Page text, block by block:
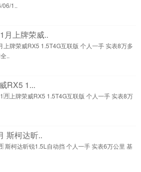
06/1..
月上牌荣威..
上牌荣威RX5 1.5T4G互联版 个人一手 实表8万多
..
RX5 1...
上牌荣威RX5 1.5T4G互联版 个人一手 实表8万
斯柯达昕..
斯柯达昕锐1.5L自动挡 个人一手 实表6万公里 基